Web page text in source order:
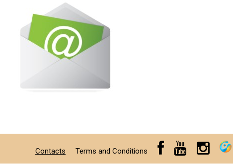
Contacts Terms and Conditions